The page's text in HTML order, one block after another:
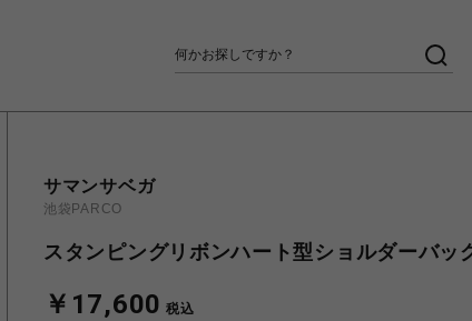
サマンサベガ
池袋PARCO
スタンピングリボンハート型ショルダーバッ
￥17,600 税込